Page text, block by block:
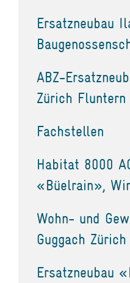
Ersatzneubau
ABZ-
Zürich Fluntern
Fachstellen
Habitat 8000
«Büelrain»,
Wohn- und
Guggach
Ersatzneubau